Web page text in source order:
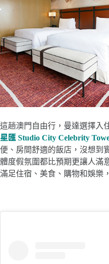
這趟澳門自由行，曼達選擇入
星匯 Studio City Celebrity
便、房間舒適的飯店，沒想到
體度假氛圍都比預期更讓人滿
滿足住宿、美食、購物和娛樂